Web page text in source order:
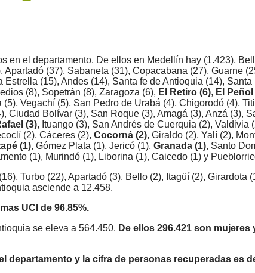
en el departamento. De ellos en Medellín hay (1.423),
(37), Sabaneta (31), Copacabana (27), Guarne
Estrella (15), Andes (14), Santa fe de Antioquia (14),
(8), Sopetrán (8), Zaragoza (6), El Retiro (6), El Peñol
Vegachí (5), San Pedro de Urabá (4), Chigorodó (4),
Ciudad Bolívar (3), San Roque (3), Amagá (3), Anzá (3),
(3), Ituango (3), San Andrés de Cuerquia (2), Valdivia
(2), Cáceres (2), Cocorná (2), Giraldo (2), Yalí (2),
(1), Gómez Plata (1), Jericó (1), Granada (1), Santo
(1), Murindó (1), Liborina (1), Caicedo (1) y
Turbo (22), Apartadó (3), Bello (2), Itagüí (2), Girardota
asciende a 12.458.
UCI de 96.85%.
se eleva a 564.450. De ellos 296.421 son mujeres
departamento y la cifra de personas recuperadas es